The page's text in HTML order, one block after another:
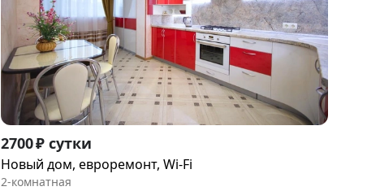
Item
1
of
2700 ₽ сутки
Новый дом, евроремонт, Wi-Fi
2-комнатная